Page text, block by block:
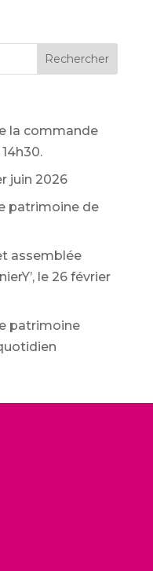
Rechercher
la commande
juin 2026
patrimoine de
assemblée
le 26 février
patrimoine